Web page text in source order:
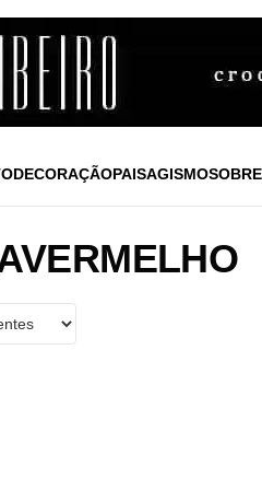
DECORAÇÃOPAISAGISMO